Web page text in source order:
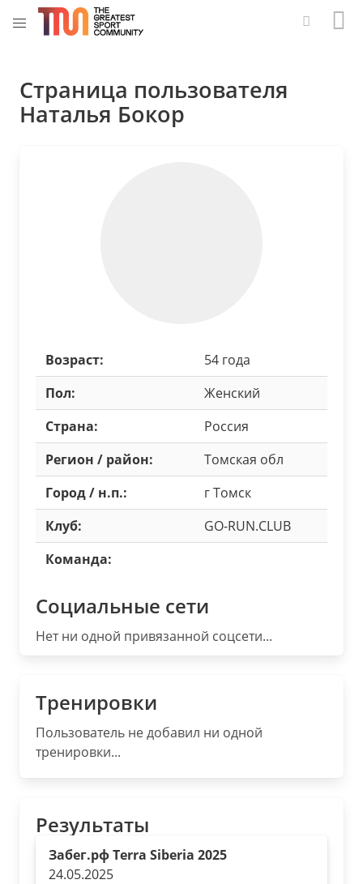
Страница пользователя
Наталья Бокор
Возраст:
54 года
Пол:
Женский
Страна:
Россия
Регион / район:
Томская обл
Город / н.п.:
г Томск
Клуб:
GO-RUN.CLUB
Команда:
Социальные сети
Нет ни одной привязанной соцсети...
Тренировки
Пользователь не добавил ни одной
тренировки...
Результаты
Забег.рф Terra Siberia 2025
24.05.2025